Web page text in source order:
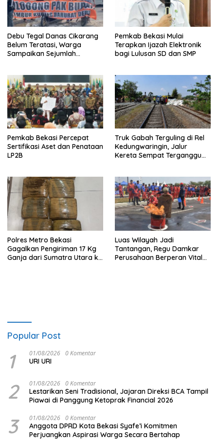
Debu Tegal Danas Cikarang
Belum Teratasi, Warga
Sampaikan Sejumlah
Pemkab Bekasi Mulai
Terapkan Ijazah Elektronik
bagi Lulusan SD dan SMP
Pemkab Bekasi Percepat
Sertifikasi Aset dan Penataan
LP2B
Truk Gabah Terguling di Rel
Kedungwaringin, Jalur
Kereta Sempat Terganggu
Polres Metro Bekasi
Gagalkan Pengiriman 17 Kg
Ganja dari Sumatra Utara ke
Luas Wilayah Jadi
Tantangan, Regu Damkar
Perusahaan Berperan Vital
Popular Post
1 01/08/2026 0 Komentar
URI URI
2 01/08/2026 0 Komentar
Lestarikan Seni Tradisional, Jajaran Direksi BCA Tampil
Piawai di Panggung Ketoprak Financial 2026
3 01/08/2026 0 Komentar
Anggota DPRD Kota Bekasi Syafe’i Komitmen
Perjuangkan Aspirasi Warga Secara Bertahap